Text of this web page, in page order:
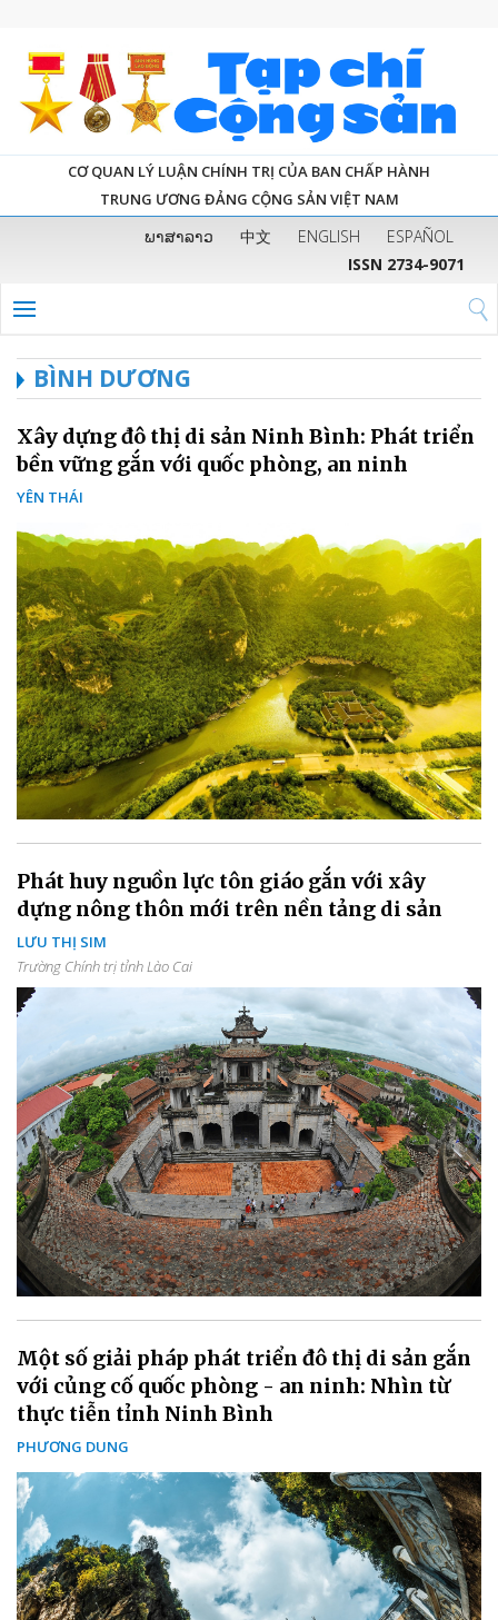
CƠ QUAN LÝ LUẬN CHÍNH TRỊ CỦA BAN CHẤP HÀNH
TRUNG ƯƠNG ĐẢNG CỘNG SẢN VIỆT NAM
ພາສາລາວ 中文 ENGLISH
ESPAÑOL
ISSN 2734-9071
BÌNH DƯƠNG
Xây dựng đô thị di sản Ninh Bình: Phát triển
bền vững gắn với quốc phòng, an ninh
YÊN THÁI
Phát huy nguồn lực tôn giáo gắn với xây
dựng nông thôn mới trên nền tảng di sản
LƯU THỊ SIM
Trường Chính trị tỉnh Lào Cai
Một số giải pháp phát triển đô thị di sản gắn
với củng cố quốc phòng - an ninh: Nhìn từ
thực tiễn tỉnh Ninh Bình
PHƯƠNG DUNG